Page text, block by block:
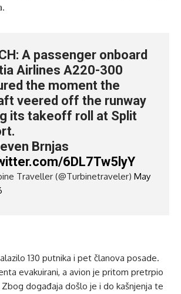
A passenger onboard
Airlines A220-300
the moment the
veered off the runway
its takeoff roll at Split
Brnjas
6DL7Tw5lyY
Traveller (@Turbinetraveler) May
130 putnika i pet članova posade.
evakuirani, a avion je pritom pretrpio
događaja došlo je i do kašnjenja te